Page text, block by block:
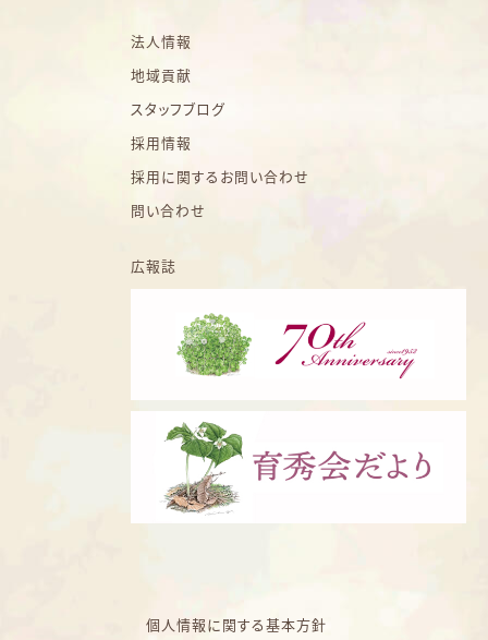
法人情報
地域貢献
スタッフブログ
採用情報
採用に関するお問い合わせ
問い合わせ
広報誌
個人情報に関する基本方針